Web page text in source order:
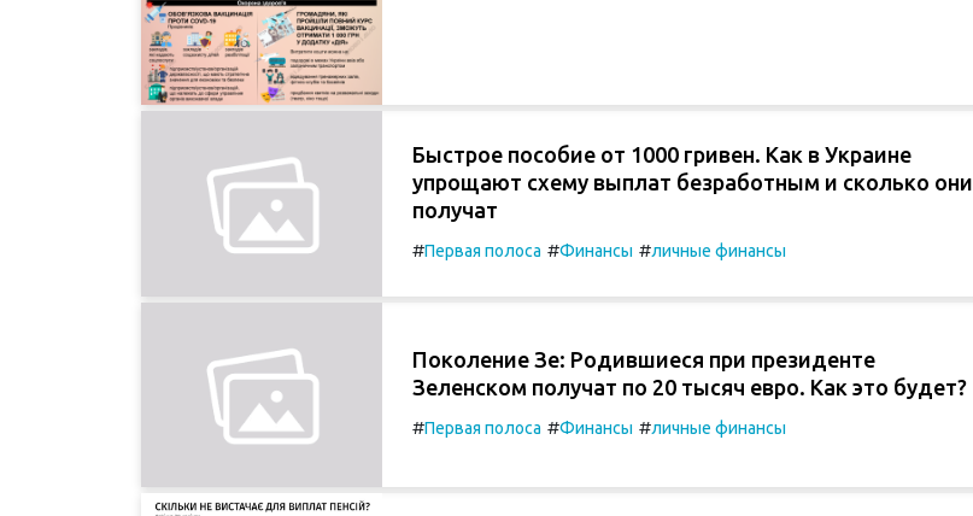
Быстрое пособие от 1000 гривен. Как в Украине
упрощают схему выплат безработным и сколько они
получат
#Первая полоса #Финансы #личные финансы
Поколение Зе: Родившиеся при президенте
Зеленском получат по 20 тысяч евро. Как это будет?
#Первая полоса #Финансы #личные финансы